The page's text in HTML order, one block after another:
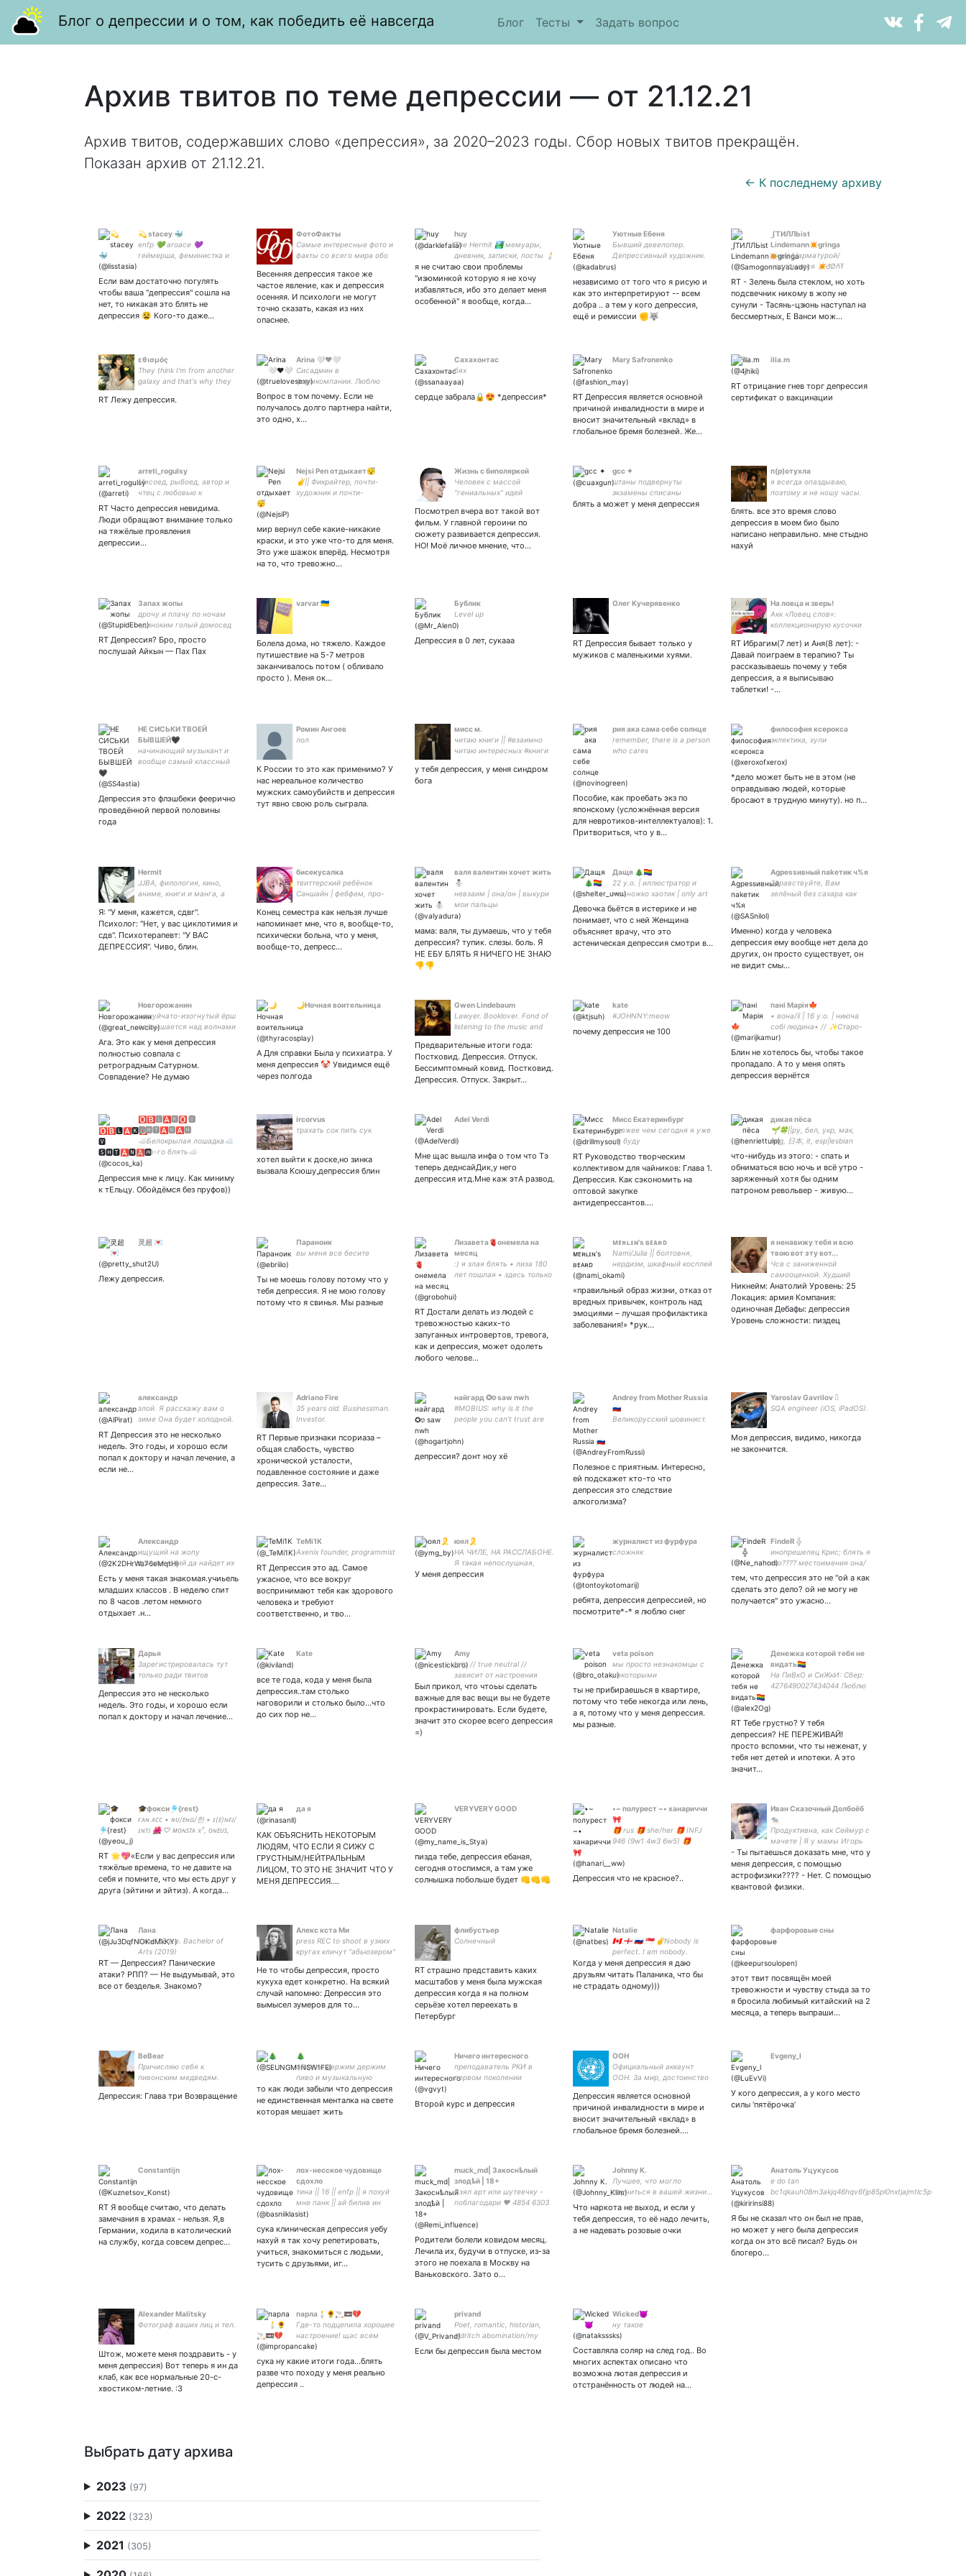
Блог о депрессии и о том, как победить её навсегда Блог Тесты Задать вопрос
Архив твитов по теме депрессии — от 21.12.21
Архив твитов, содержавших слово «депрессия», за 2020–2023 годы. Сбор новых твитов прекращён.
Показан архив от 21.12.21.
← К последнему архиву
💫 stacey 🐳
enfp 💚 aroace 💜
геймерша, феминистка и
💗 дочка:
Если вам достаточно погулять
чтобы ваша "депрессия" сошла на
нет, то никакая это блять не
депрессия 😫 Кого-то даже…
ФотоФакты
Самые интересные фото и
факты со всего мира обо
фотографиях! #новости
#факты #фото вконтакте:
Весенняя депрессия такое же
частое явление, как и депрессия
осенняя. И психологи не могут
точно сказать, какая из них
опаснее.
huy
The Hermit 🏞️ мемуары,
дневник, записки, посты 🕯️
таро ❄️ genshin
я не считаю свои проблемы
"изюминкой которую я не хочу
избавляться, ибо это делает меня
особенной" я вообще, когда…
Уютные Ебеня
Бывший девелопер.
Депрессивный художник.
🖼️ 🎁 👕 👕
независимо от того что я рисую и
как это интерпретируют -- всем
добра .. а тем у кого депрессия,
ещё и ремиссии ✊🐺
ˌʃТИЛЛЬist
Lindemann✴️gringa
она/еë/арматурой/
надломился ✴️đØñŦ
RT - Зелень была стеклом, но хоть
подсвечник никому в жопу не
сунули - Тасянь-цзюнь наступал на
бессмертных, Е Ванси мож…
εθισμός
They think I'm from another
galaxy and that's why they
RT Лежу депрессия.
Arina 🤍❤️🤍
Сисадмин в
фармкомпании. Люблю
умных и логичных.
Ненавижу радфем за
мизогинию. Выступаю за
равные возможности, но
Вопрос в том почему. Если не
получалось долго партнера найти,
это одно, х…
Сахахонтас
бях
сердце забрала🔒😍 *депрессия*
Mary Safronenko
RT Депрессия является основной
причиной инвалидности в мире и
вносит значительный «вклад» в
глобальное бремя болезней. Же…
ilia.m
RT отрицание гнев торг депрессия
сертификат о вакцинации
arreti_rogulsy
Мясоед, рыбоед, автор и
чтец с любовью к
котикам
RT Часто депрессия невидима.
Люди обращают внимание только
на тяжёлые проявления
депрессии…
Nejsi Pen отдыхает😴
✌️|| Фикрайтер, почти-
художник и почти-
тредов в закрепе✨ Сиэль -
мир вернул себе какие-никакие
краски, и это уже что-то для меня.
Это уже шажок вперёд. Несмотря
на то, что тревожно…
Жизнь с биполяркой
Человек с массой
"гениальных" идей
Посмотрел вчера вот такой вот
фильм. У главной героини по
сюжету развивается депрессия.
НО! Моё личное мнение, что…
gcc ✦
штаны подвернуты
экзамены списаны
блять а может у меня депрессия
п(р)отухла
я всегда опаздываю,
поэтому и не ношу часы.
вгоняют || я Яра кста
блять. все это время слово
депрессия в моем био было
написано неправильно. мне стыдно
нахуй
Запах жопы
дрочу и плачу по ночам
одиноким голый домосед
сабмиссив пошлый
RT Депрессия? Бро, просто
послушай Айкын — Пах Пах
Болела дома, но тяжело. Каждое
путишествие на 5-7 метров
заканчивалось потом ( обливало
просто ). Меня ок…
Бублик
Level up
Депрессия в 0 лет, сукааа
Олег Кучерявенко
RT Депрессия бывает только у
мужиков с маленькими хуями.
На ловца и зверь!
Акк «Ловец слов»:
коллекционирую кусочки
т.ч. вырванные из
контекста. Ну и, конечно,
ретвичу про политику.
RT Ибрагим(7 лет) и Аня(8 лет): -
Давай поиграем в терапию? Ты
рассказываешь почему у тебя
депрессия, а я выписываю
таблетки! -…
НЕ СИСЬКИ ТВОЕЙ
БЫВШЕЙ🖤
начинающий музыкант и
вообще самый классный
Депрессия это флэшбеки феерично
проведённой первой половины
года
Ромин Ангоев
лол
К России то это как применимо? У
нас нереальное количество
мужских самоубийств и депрессия
тут явно свою роль сыграла.
мисс м.
читаю книги || #взаимно
читаю интересных #книги
твиттерский брат || читай
у тебя депрессия, у меня синдром
бога
рия ака сама себе солнце
remember, there is a person
who cares
Пособие, как проебать экз по
японскому (усложнённая версия
для невротиков-интеллектуалов): 1.
Притвориться, что у в…
философия ксерокса
эклектика, хули
*дело может быть не в этом (не
оправдываю людей, которые
бросают в трудную минуту). но п…
Hermit
JJBA, филология, кино,
аниме, книги и манга, а
эскапизма /She/ Intp 🦕
Я: "У меня, кажется, сдвг".
Психолог: "Нет, у вас циклотимия и
сдв". Психотерапевт: "У ВАС
ДЕПРЕССИЯ". Чиво, блин.
бисекусалка
твиттерский ребëнок
Саншайн | фебфем, про-
морально мертва и
фандомов нет | закрытка –
Конец семестра как нельзя лучше
напоминает мне, что я, вообще-то,
психически больна, что у меня,
вообще-то, депресс…
валя валентин хочет жить
⛄
невзаим | она/он | выкури
мои пальцы
мама: валя, ты думаешь, что у тебя
депрессия? тупик. слезы. боль. Я
НЕ ЕБУ БЛЯТЬ Я НИЧЕГО НЕ ЗНАЮ
👎👎
Дащя 🎄🏳️‍🌈
22 y.o. | иллюстратор и
немножко хаотик | only art
acc: 🎨🖌 | руфд, snk, bsd,
hq || 5168 7574 0326 8644 –
поддержать творчество ❤
Девочка бьётся в истерике и не
понимает, что с ней Женщина
объясняет врачу, что это
астеническая депрессия смотри в…
Agреssивный паkетик ч%я
Здравствуйте, Вам
зелёный без сахара как
Именно) когда у человека
депрессия ему вообще нет дела до
других, он просто существует, он
не видит смы…
Новгорожанин
чешуйчато-изогнутый ёрш
возвышается над волнами
Ага. Это как у меня депрессия
полностью совпала с
ретроградным Сатурном.
Совпадение? Не думаю
🌙Ночная воительница
А Для справки Была у психиатра. У
меня депрессия 🤡 Увидимся ещё
через полгода
Gwen Lindebaum
Lawyer. Booklover. Fond of
listening to the music and
Предварительные итоги года:
Постковид. Депрессия. Отпуск.
Бессимптомный ковид. Постковид.
Депрессия. Отпуск. Закрыт…
kate
#JOHNNY:meow
почему депрессия не 100
пані Марія🍁
• вона/її | 16 y.o. | ниюча
собі людина• // ✨Старо-
эстет •♡Шерлок Холмс♡•
Несдержанный человек ✨
Блин не хотелось бы, чтобы такое
пропадало. А то у меня опять
депрессия вернётся
🅾🅱🅻🅰🅺🅾 🆅
🆂🅷🆃🅰🅽🅰🅷
☁️Белокрылая лошадка☁️
и-го-го блять☁️
амбассадор слова ХУЙ и
чудесное:
Депрессия мне к лицу. Как миниму
к тЕльцу. Обойдёмся без пруфов))
ircorvus
трахать сок пить сук
хотел выйти к доске,но зинка
вызвала Ксюшу,депрессия блин
Adel Verdi
Мне щас вышла инфа о том что Тэ
теперь деднсайДик,у него
депрессия итд.Мне каж этА развод.
Мисс Екатеринбург
свежее чем сегодня я уже
не буду
RT Руководство творческим
коллективом для чайников: Глава 1.
Депрессия. Как сэкономить на
оптовой закупке
антидепрессантов.…
дикая пёса
🌱🍀||ру, бел, укр, мак,
eng, 日本, it, esp|lesbian
рады|убьёт за своих
потому что свои кормят
иногда||profile pic by
что-нибудь из этого: - спать и
обниматься всю ночь и всё утро -
заряженный хотя бы одним
патроном револьвер - живую…
灵超 💌
Лежу депрессия.
Параноик
вы меня все бесите
Ты не моешь голову потому что у
тебя депрессия. Я не мою голову
потому что я свинья. Мы разные
Лизавета🫀онемела на
месяц
:) я злая блять • лиза 180
лет пошлая • здесь только
bestie: •
RT Достали делать из людей с
тревожностью каких-то
запуганных интровертов, тревога,
как и депрессия, может одолеть
любого челове…
ᴍᴇʀʟɪɴ's ʙᴇᴀʀᴅ
Nami/Julia || болтовня,
нердизм, шкафный косплей
и тыквы || #Fannibals 🍖
#potterhead ⚡️
«правильный образ жизни, отказ от
вредных привычек, контроль над
эмоциями – лучшая профилактика
заболевания!» *рук…
я ненавижу тебя и всю
твою вот эту вот...
Чсв с заниженной
самооценкой. Худший
бывший твоей подруги.
Никнейм: Анатолий Уровень: 25
Локация: армия Компания:
одиночная Дебафы: депрессия
Уровень сложности: пиздец
александр
злой. Я расскажу вам о
зиме Она будет холодной.
продлится до конца ваших
дней.
RT Депрессия это не несколько
недель. Это годы, и хорошо если
попал к доктору и начал лечение, а
если не…
Adriano Fire
35 years old. Businessman.
Investor.
RT Первые признаки псориаза –
общая слабость, чувство
хронической усталости,
подавленное состояние и даже
депрессия. Зате…
найгард ✪⎊ saw nwh
#MOBIUS: why is it the
people you can’t trust are
адепт арса локиусов
сэмбаки геральта | янь фэй
мэйн | мультифд | 3.12.21
депрессия? донт ноу хё
Andrey from Mother Russia
🇷🇺
Великорусский шовинист.
Полезное с приятным. Интересно,
ей подскажет кто-то что
депрессия это следствие
алкоголизма?
Yaroslav Gavrilov 
SQA engineer (iOS, iPadOS).
Моя депрессия, видимо, никогда
не закончится.
Александр
ищущий на жопу
приключений да найдет их
🗣️ помогите ..на лекарства
....5375235104342694
Есть у меня такая знакомая.учиьель
младших классов . В неделю спит
по 8 часов .летом немного
отдыхает .н…
TeMi1K
Axenix founder, programmist
RT Депрессия это ад. Самое
ужасное, что все вокруг
воспринимают тебя как здорового
человека и требуют
соответственно, и тво…
юял🎗️
НА ЧИЛЕ, НА РАССЛАБОНЕ.
Я такая непослушная,
потому что получила бана
У меня депрессия
журналист из фурфура
сложняк
ребята, депрессия депрессией, но
посмотрите*-* я люблю снег
FindeR ╬
инопрешелец Крис; блять я
кто???? местоимения она/
он/они; поддерживаю
радфем, не поддерживаю
тарфашню; хочу открыть
свою сеть кофеин и стать
тем, что депрессия это не "ой а как
сделать это дело? ой не могу не
получается" это ужасно…
Дарья
Зарегистрировалась тут
только ради твитов
депрессии и пытаюсь не
вскрыться
Депрессия это не несколько
недель. Это годы, и хорошо если
попал к доктору и начал лечение…
Kate
все те года, кода у меня была
депрессия..там столько
наговорили и столько было...что
до сих пор не…
Amy
Intp // true neutral //
зависит от настроения
Был прикол, что чтоьы сделать
важные для вас вещи вы не будете
прокрастинировать. Если будете,
значит это скорее всего депрессия
=)
veta poison
мы просто незнакомцы с
некоторыми
воспоминаниями. •
ты не прибираешься в квартире,
потому что тебе некогда или лень,
а я, потому что у меня депрессия.
мы разные.
Денежка которой тебя не
видать🏳️‍🌈
На ПиВкО и СиЖкИ: Сбер:
4276490027434044 Люблю
RT Тебе грустно? У тебя
депрессия? НЕ ПЕРЕЖИВАЙ!
просто вспомни, что ты неженат, у
тебя нет детей и ипотеки. А это
значит…
🎓фокси🎐{rest}
ғᴀɴ ᴀᴄᴄ • ʀᴜ/ᴇɴɢ/한 • ɪ(ᴇ)ɴꜰᴊ/
ɪɴᴛᴊ 🌺 ♡ ᴍᴏɴꜱᴛᴀ x⁷, ᴏɴᴇᴜꜱ,
философ-меланхолик с
задатками оптимиста
#jjyuu_trans
RT 🌟💖«Если у вас депрессия или
тяжёлые времена, то не давите на
себя и помните, что мы есть друг у
друга (эйтини и эйтиз). А когда…
да я
КАК ОБЪЯСНИТЬ НЕКОТОРЫМ
ЛЮДЯМ, ЧТО ЕСЛИ Я СИЖУ С
ГРУСТНЫМ/НЕЙТРАЛЬНЫМ
ЛИЦОМ, ТО ЭТО НЕ ЗНАЧИТ ЧТО У
МЕНЯ ДЕПРЕССИЯ.…
VERYVERY GOOD
пизда тебе, депрессия ебаная,
сегодня отоспимся, а там уже
солнышка побольше будет 👊👊👊
•~ полурест ~• ханариччи
🎀
🎁 rus 🎁 she/her 🎁 INFJ
946 (9w1 4w3 6w5) 🎁
пишите в дм 🎁 не
акков 🎁 pfp:
Депрессия что не красное?..
Иван Сказочный Долбоёб
🐀
Продуктивна, как Сеймур с
мачете | Я у мамы Игорь
Угорь | Мать-Кот
- Ты пытаешься доказать мне, что у
меня депрессия, с помощью
астрофизики???? - Нет. С помощью
квантовой физики.
Лана
Lana 23 y.o. Bachelor of
Arts (2019)
RT — Депрессия? Панические
атаки? РПП? — Не выдумывай, это
все от безделья. Знакомо?
Алекс кста Ми
press REC to shoot в узких
кругах кличут "абьюзером"
Не то чтобы депрессия, просто
кукуха едет конкретно. На всякий
случай напомню: Депрессия это
вымысел зумеров для то…
флибустьер
Солнечный
RT страшно представить каких
масштабов у меня была мужская
депрессия когда я на полном
серьёзе хотел переехать в
Петербург
Natalie
🇨🇦 🏴󠁧󠁢󠁥󠁮󠁧󠁿 🇷🇺 🇸🇬 ✌️Nobody is
perfect. I am nobody.
Translator, interpreter.
Singapore InterNations
consul.
Когда у меня депрессия я даю
друзьям читать Паланика, что бы
не страдать одному)))
фарфоровые сны
этот твит посвящён моей
тревожности и чувству стыда за то
я бросила любимый китайский на 2
месяца, а теперь выпраши…
BeBear
Причисляю себя к
пивонским медведям.
дома, в котором ночевала.
Депрессия: Глава три Возвращение
🎄
обид не держим держим
пиво и музыкальную
индустрию на своих плечах
то как люди забыли что депрессия
не единственная менталка на свете
которая мешает жить
Ничего интересного
преподаватель РКИ в
первом поколении
Второй курс и депрессия
ООН
Официальный аккаунт
ООН. За мир, достоинство
планете.
Депрессия является основной
причиной инвалидности в мире и
вносит значительный «вклад» в
глобальное бремя болезней.…
Evgeny_l
У кого депрессия, а у кого место
силы ‘пятёрочка’
Constantijn
RT Я вообще считаю, что делать
замечания в храмах - нельзя. Я,в
Германии, ходила в католический
на службу, когда совсем депрес…
лох-несское чудовище
сдохло
тина || 16 || enfp || я похуй
мне панк || ай билив ин
ритмачи супримаси || ну, а
гитаре
сука клиническая депрессия уебу
нахуй я так хочу репетировать,
учиться, знакомиться с людьми,
тусить с друзьями, иг…
muck_md| Закоснѣлый
злодѣй | 18+
Взял арт или шутеечку -
поблагодари ❤️ 4854 6303
#макнисы #мирёжи Врач,
Родители болели ковидом месяц.
Лечила их, будучи в отпуске, из-за
этого не поехала в Москву на
Ваньковского. Зато о…
Johnny K.
Лучшее, что могло
случиться в вашей жизни...
Что наркота не выход, и если у
тебя депрессия, то её надо лечить,
а не надевать розовые очки
Анатоль Уцукусов
e do tan
bc1qkauh08m3akjq46hqv6fjp85pl0nxtjajmtlc5p
Я бы не сказал что он был не прав,
но может у него была депрессия
когда он это всё писал? Будь он
блогеро…
Alexander Malitsky
Фотограф ваших лиц и тел.
Штож, можете меня поздравить - у
меня депрессия) Вот теперь я ин да
клаб, как все нормальные 20-с-
хвостиком-летние. :3
парла🕯🌻🚬📼💔
Где-то подцепила хорошее
настроение! щас всем
разнесу нахуй ебало ×
мультишиппер × влфд
импрофд гшфд шитпостинг
руфд ×
сука ну какие итоги года...блять
разве что походу у меня реально
депрессия ..
privand
Poet, romantic, historian,
eldritch abomination/my
touch it.
Если бы депрессия была местом
Wicked😈
ну такое
Составляла соляр на след год.. Во
многих аспектах описано что
возможна лютая депрессия и
отстранённость от людей на…
Выбрать дату архива
2023 (97)
2022 (323)
2021 (305)